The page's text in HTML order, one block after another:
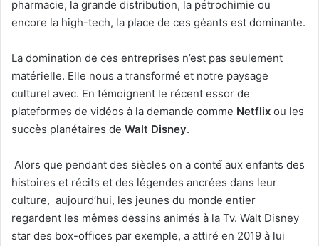
pharmacie, la grande distribution, la pétrochimie ou
encore la high-tech, la place de ces géants est dominante.
La domination de ces entreprises n’est pas seulement
matérielle. Elle nous a transformé et notre paysage
culturel avec. En témoignent le récent essor de
plateformes de vidéos à la demande comme Netflix ou les
succès planétaires de Walt Disney.
Alors que pendant des siècles on a conté́ aux enfants des
histoires et récits et des légendes ancrées dans leur
culture, aujourd’hui, les jeunes du monde entier
regardent les mêmes dessins animés à la Tv. Walt Disney
star des box-offices par exemple, a attiré en 2019 à lui